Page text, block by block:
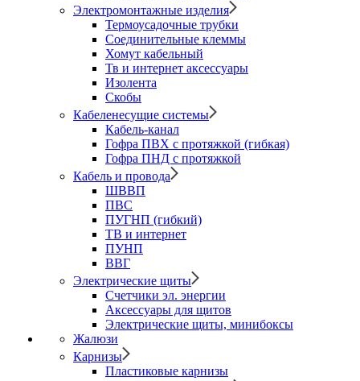
Электромонтажные изделия
Термоусадочные трубки
Соединительные клеммы
Хомут кабельный
Тв и интернет аксессуары
Изолента
Скобы
Кабеленесущие системы
Кабель-канал
Гофра ПВХ с протяжкой (гибкая)
Гофра ПНД с протяжкой
Кабель и провода
ШВВП
ПВС
ПУГНП (гибкий)
ТВ и интернет
ПУНП
ВВГ
Электрические щиты
Счетчики эл. энергии
Аксессуары для щитов
Электрические щиты, минибоксы
Жалюзи
Карнизы
Пластиковые карнизы